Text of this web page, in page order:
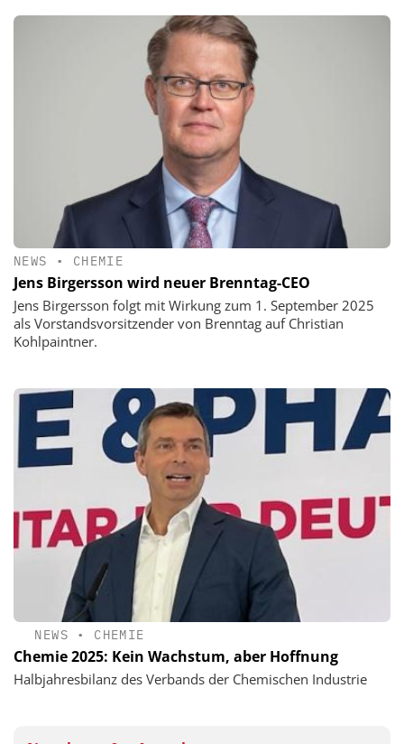
NEWS • CHEMIE
Jens Birgersson wird neuer Brenntag-CEO
Jens Birgersson folgt mit Wirkung zum 1. September 2025
als Vorstandsvorsitzender von Brenntag auf Christian
Kohlpaintner.
NEWS • CHEMIE
Chemie 2025: Kein Wachstum, aber Hoffnung
Halbjahresbilanz des Verbands der Chemischen Industrie